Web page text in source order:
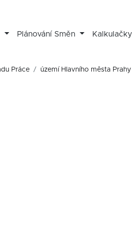
Plánování Směn Kalkulačky
Práce území Hlavního města Prahy